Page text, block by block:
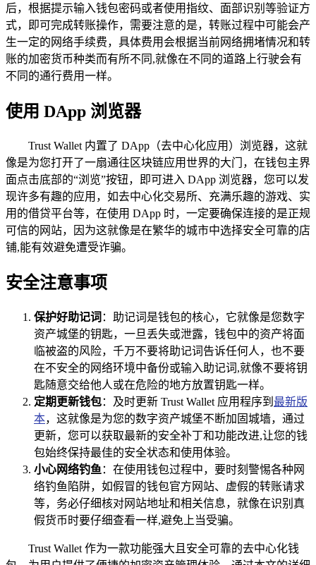
后，根据提示输入钱包密码或者使用指纹、面部识别等验证方
式，即可完成转账操作，需要注意的是，转账过程中可能会产
生一定的网络手续费，具体费用会根据当前网络拥堵情况和转
账的加密货币种类而有所不同,就像在不同的道路上行驶会有
不同的通行费用一样。
使用 DApp 浏览器
Trust Wallet 内置了 DApp（去中心化应用）浏览器，这就
像是为您打开了一扇通往区块链应用世界的大门，在钱包主界
面点击底部的“浏览”按钮，即可进入 DApp 浏览器，您可以发
现许多有趣的应用，如去中心化交易所、充满乐趣的游戏、实
用的借贷平台等，在使用 DApp 时，一定要确保连接的是正规
可信的网站，因为这就像是在繁华的城市中选择安全可靠的店
铺,能有效避免遭受诈骗。
安全注意事项
保护好助记词 ：助记词是钱包的核心，它就像是您数字
资产城堡的钥匙，一旦丢失或泄露，钱包中的资产将面
临被盗的风险，千万不要将助记词告诉任何人，也不要
在不安全的网络环境中备份或输入助记词,就像不要将钥
匙随意交给他人或在危险的地方放置钥匙一样。
定期更新钱包：及时更新 Trust Wallet 应用程序到 最新版
本，这就像是为您的数字资产城堡不断加固城墙，通过
更新，您可以获取最新的安全补丁和功能改进,让您的钱
包始终保持最佳的安全状态和使用体验。
小心网络钓鱼 ：在使用钱包过程中，要时刻警惕各种网
络钓鱼陷阱，如假冒的钱包官方网站、虚假的转账请求
等，务必仔细核对网站地址和相关信息，就像在识别真
假货币时要仔细查看一样,避免上当受骗。
Trust Wallet 作为一款功能强大且安全可靠的去中心化钱